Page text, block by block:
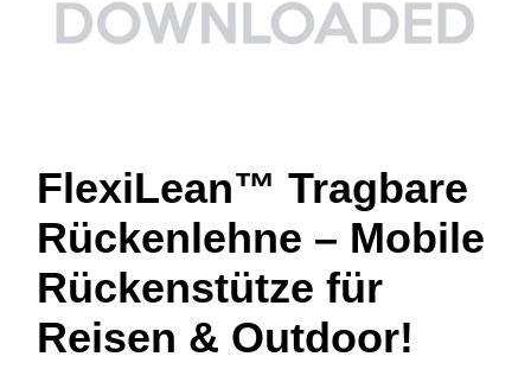
FlexiLean™ Tragbare
Rückenlehne – Mobile
Rückenstütze für
Reisen & Outdoor!